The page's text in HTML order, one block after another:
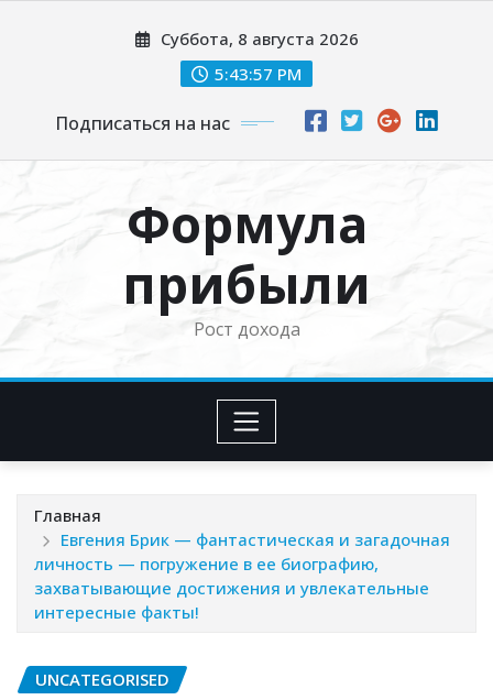
Суббота, 8 августа 2026
5:43:58 PM
Подписаться на нас
Формула
прибыли
Рост дохода
Главная
Евгения Брик — фантастическая и загадочная
личность — погружение в ее биографию,
захватывающие достижения и увлекательные
интересные факты!
UNCATEGORISED